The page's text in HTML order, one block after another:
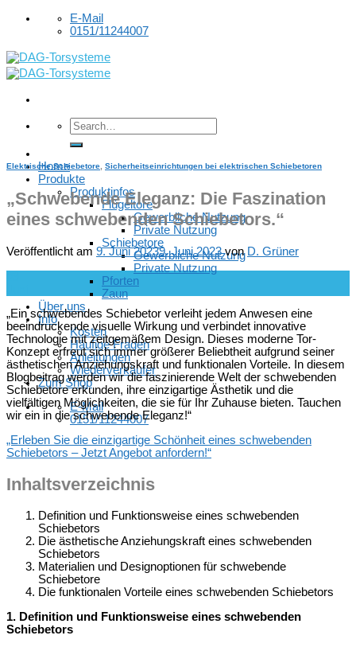
Skip
E-Mail
0151/11244007
Home
Produkte
Produktinfos
Flügeltore
Gewerbliche Nutzung
Private Nutzung
Schiebetore
Gewerbliche Nutzung
Private Nutzung
Pforten
Zaun
Über uns
Info
Kosten
Häufige Fragen
Anleitungen
Wiederverkäufer
Zum Shop
E-Mail
0151/11244007
Elektrische Schiebetore Sicherheitseinrichtungen bei elektrischen Schiebetoren
„Schwebende Eleganz: Die Faszination
eines schwebenden Schiebetors.“
Veröffentlicht am 9. Juni 20239. Juni 2023vonD. Grüner
„Ein schwebendes Schiebetor verleiht jedem Anwesen eine
beeindruckende visuelle Wirkung und verbindet innovative
Technologie mit zeitgemäßem Design. Dieses moderne Tor-
Konzept erfreut sich immer größerer Beliebtheit aufgrund seiner
ästhetischen Anziehungskraft und funktionalen Vorteile. In diesem
Blogbeitrag werden wir die faszinierende Welt der schwebenden
Schiebetore erkunden, ihre einzigartige Ästhetik und die
vielfältigen Möglichkeiten, die sie für Ihr Zuhause bieten. Tauchen
wir ein in die schwebende Eleganz!“
„Erleben Sie die einzigartige Schönheit eines schwebenden
Schiebetors – Jetzt Angebot anfordern!“
Inhaltsverzeichnis
Definition und Funktionsweise eines schwebenden
Schiebetors
Die ästhetische Anziehungskraft eines schwebenden
Schiebetors
Materialien und Designoptionen für schwebende
Schiebetore
Die funktionalen Vorteile eines schwebenden Schiebetors
1. Definition und Funktionsweise eines schwebenden
Schiebetors